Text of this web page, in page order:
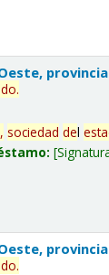
provincia
.
sociedad del
provincia
.